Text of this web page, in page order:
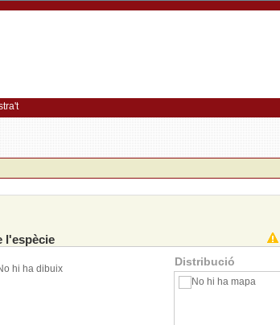
l'espècie
Distribució